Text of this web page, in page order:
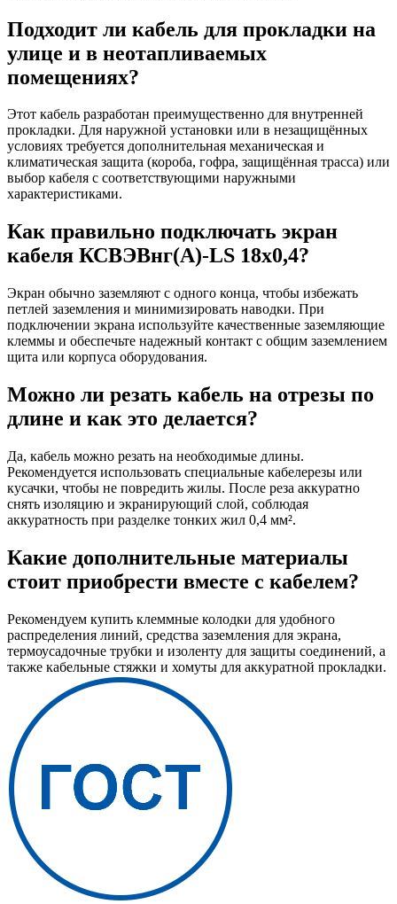
Подходит ли кабель для прокладки на
улице и в неотапливаемых
помещениях?
Этот кабель разработан преимущественно для внутренней
прокладки. Для наружной установки или в незащищённых
условиях требуется дополнительная механическая и
климатическая защита (короба, гофра, защищённая трасса) или
выбор кабеля с соответствующими наружными
характеристиками.
Как правильно подключать экран
кабеля КСВЭВнг(A)-LS 18x0,4?
Экран обычно заземляют с одного конца, чтобы избежать
петлей заземления и минимизировать наводки. При
подключении экрана используйте качественные заземляющие
клеммы и обеспечьте надежный контакт с общим заземлением
щита или корпуса оборудования.
Можно ли резать кабель на отрезы по
длине и как это делается?
Да, кабель можно резать на необходимые длины.
Рекомендуется использовать специальные кабелерезы или
кусачки, чтобы не повредить жилы. После реза аккуратно
снять изоляцию и экранирующий слой, соблюдая
аккуратность при разделке тонких жил 0,4 мм².
Какие дополнительные материалы
стоит приобрести вместе с кабелем?
Рекомендуем купить клеммные колодки для удобного
распределения линий, средства заземления для экрана,
термоусадочные трубки и изоленту для защиты соединений, а
также кабельные стяжки и хомуты для аккуратной прокладки.